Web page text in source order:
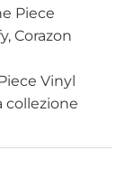
Piece
Corazon
Vinyl
collezione